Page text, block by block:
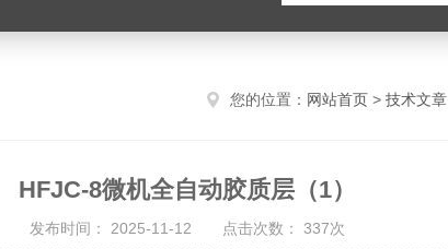
您的位置： 网站首页 > 技术文章
HFJC-8微机全自动胶质层（1）
发布时间： 2025-11-12 点击次数： 337次